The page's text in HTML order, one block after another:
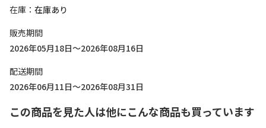
在庫
在庫あり
販売期間
2026年05月18日～2026年08月16日
配送期間
2026年06月11日～2026年08月31日
この商品を見た人は他にこんな商品も買っています